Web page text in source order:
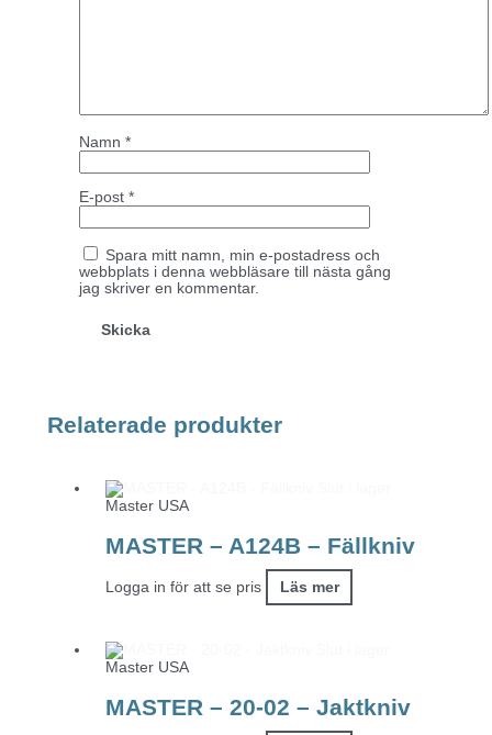
Namn *
E-post *
Spara mitt namn, min e-postadress och
webbplats i denna webbläsare till nästa gång
jag skriver en kommentar.
Relaterade produkter
Master USA
MASTER – A124B – Fällkniv
Logga in för att se pris Läs mer
Master USA
MASTER – 20-02 – Jaktkniv